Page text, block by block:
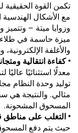
تكمن القوة
مع الأشكال
وزوايا ميتة – وتتميز
ميزة حاسمة في طلاء
والأغلفة
• كفاءة انتقالية
معدلًا استثنائيًا
توليد وحدة النظام
مثالي. والنتيجة هي
المسحوق المشحونة.
• التغلب على
حيث يتم دفع